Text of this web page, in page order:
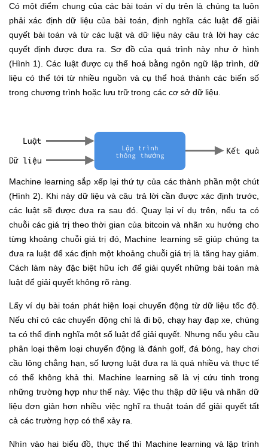
Có một điểm chung của các bài toán ví dụ trên là chúng ta luôn
phải xác định dữ liệu của bài toán, định nghĩa các luật để giải
quyết bài toán và từ các luật và dữ liệu này câu trả lời hay các
quyết định được đưa ra. Sơ đồ của quá trình này như ở hình
(Hình 1). Các luật được cụ thể hoá bằng ngôn ngữ lập trình, dữ
liệu có thể tới từ nhiều nguồn và cụ thể hoá thành các biến số
trong chương trình hoặc lưu trữ trong các cơ sở dữ liệu.
Machine learning sắp xếp lại thứ tự của các thành phần một chút
(Hình 2). Khi này dữ liệu và câu trả lời cần được xác định trước,
các luật sẽ được đưa ra sau đó. Quay lại ví dụ trên, nếu ta có
chuỗi các giá trị theo thời gian của bitcoin và nhãn xu hướng cho
từng khoảng chuỗi giá trị đó, Machine learning sẽ giúp chúng ta
đưa ra luật để xác định một khoảng chuỗi giá trị là tăng hay giảm.
Cách làm này đặc biệt hữu ích để giải quyết những bài toán mà
luật để giải quyết không rõ ràng.
Lấy ví dụ bài toán phát hiện loại chuyển động từ dữ liệu tốc độ.
Nếu chỉ có các chuyển động chỉ là đi bộ, chạy hay đạp xe, chúng
ta có thể định nghĩa một số luật để giải quyết. Nhưng nếu yêu cầu
phân loại thêm loại chuyển động là đánh golf, đá bóng, hay chơi
cầu lông chẳng hạn, số lượng luật đưa ra là quá nhiều và thực tế
có thể không khả thi. Machine learning sẽ là vị cứu tinh trong
những trường hợp như thế này. Việc thu thập dữ liệu và nhãn dữ
liệu đơn giản hơn nhiều việc nghĩ ra thuật toán để giải quyết tất
cả các trường hợp có thể xảy ra.
Nhìn vào hai biểu đồ, thực thế thì Machine learning và lập trình